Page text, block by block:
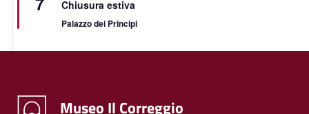
Chiusura estiva
Palazzo dei Principi
Museo Il Correggio